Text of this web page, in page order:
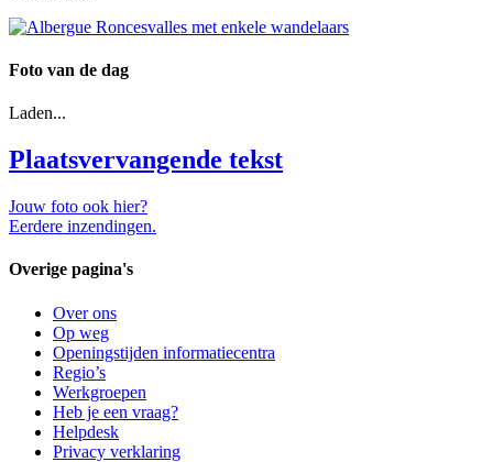
Foto van de dag
Laden...
Plaatsvervangende tekst
Jouw foto ook hier?
Eerdere inzendingen.
Overige pagina's
Over ons
Op weg
Openingstijden informatiecentra
Regio’s
Werkgroepen
Heb je een vraag?
Helpdesk
Privacy verklaring